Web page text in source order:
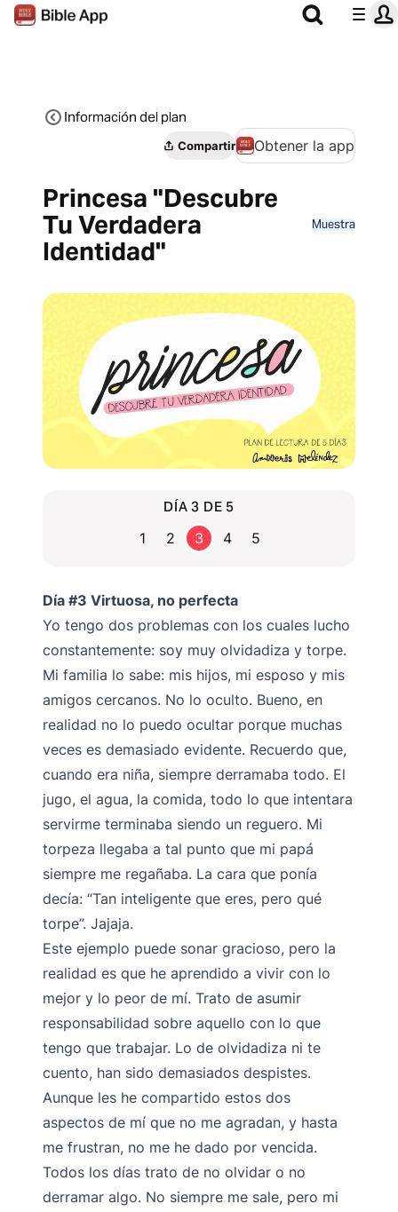
Información del plan
Compartir Obtener la app
Princesa "Descubre
Tu Verdadera
Identidad"
Muestra
DÍA 3 DE 5
1 2 3 4 5
Día #3 Virtuosa, no perfecta
Yo tengo dos problemas con los cuales lucho
constantemente: soy muy olvidadiza y torpe.
Mi familia lo sabe: mis hijos, mi esposo y mis
amigos cercanos. No lo oculto. Bueno, en
realidad no lo puedo ocultar porque muchas
veces es demasiado evidente. Recuerdo que,
cuando era niña, siempre derramaba todo. El
jugo, el agua, la comida, todo lo que intentara
servirme terminaba siendo un reguero. Mi
torpeza llegaba a tal punto que mi papá
siempre me regañaba. La cara que ponía
decía: “Tan inteligente que eres, pero qué
torpe”. Jajaja.
Este ejemplo puede sonar gracioso, pero la
realidad es que he aprendido a vivir con lo
mejor y lo peor de mí. Trato de asumir
responsabilidad sobre aquello con lo que
tengo que trabajar. Lo de olvidadiza ni te
cuento, han sido demasiados despistes.
Aunque les he compartido estos dos
aspectos de mí que no me agradan, y hasta
me frustran, no me he dado por vencida.
Todos los días trato de no olvidar o no
derramar algo. No siempre me sale, pero mi